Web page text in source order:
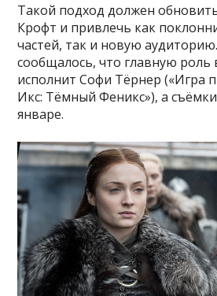
Такой подход должен
Крофт и привлечь как
частей, так и новую
сообщалось, что главную роль
исполнит Софи Тёрнер («Игра
Икс: Тёмный Феникс»), а съёмки
январе.